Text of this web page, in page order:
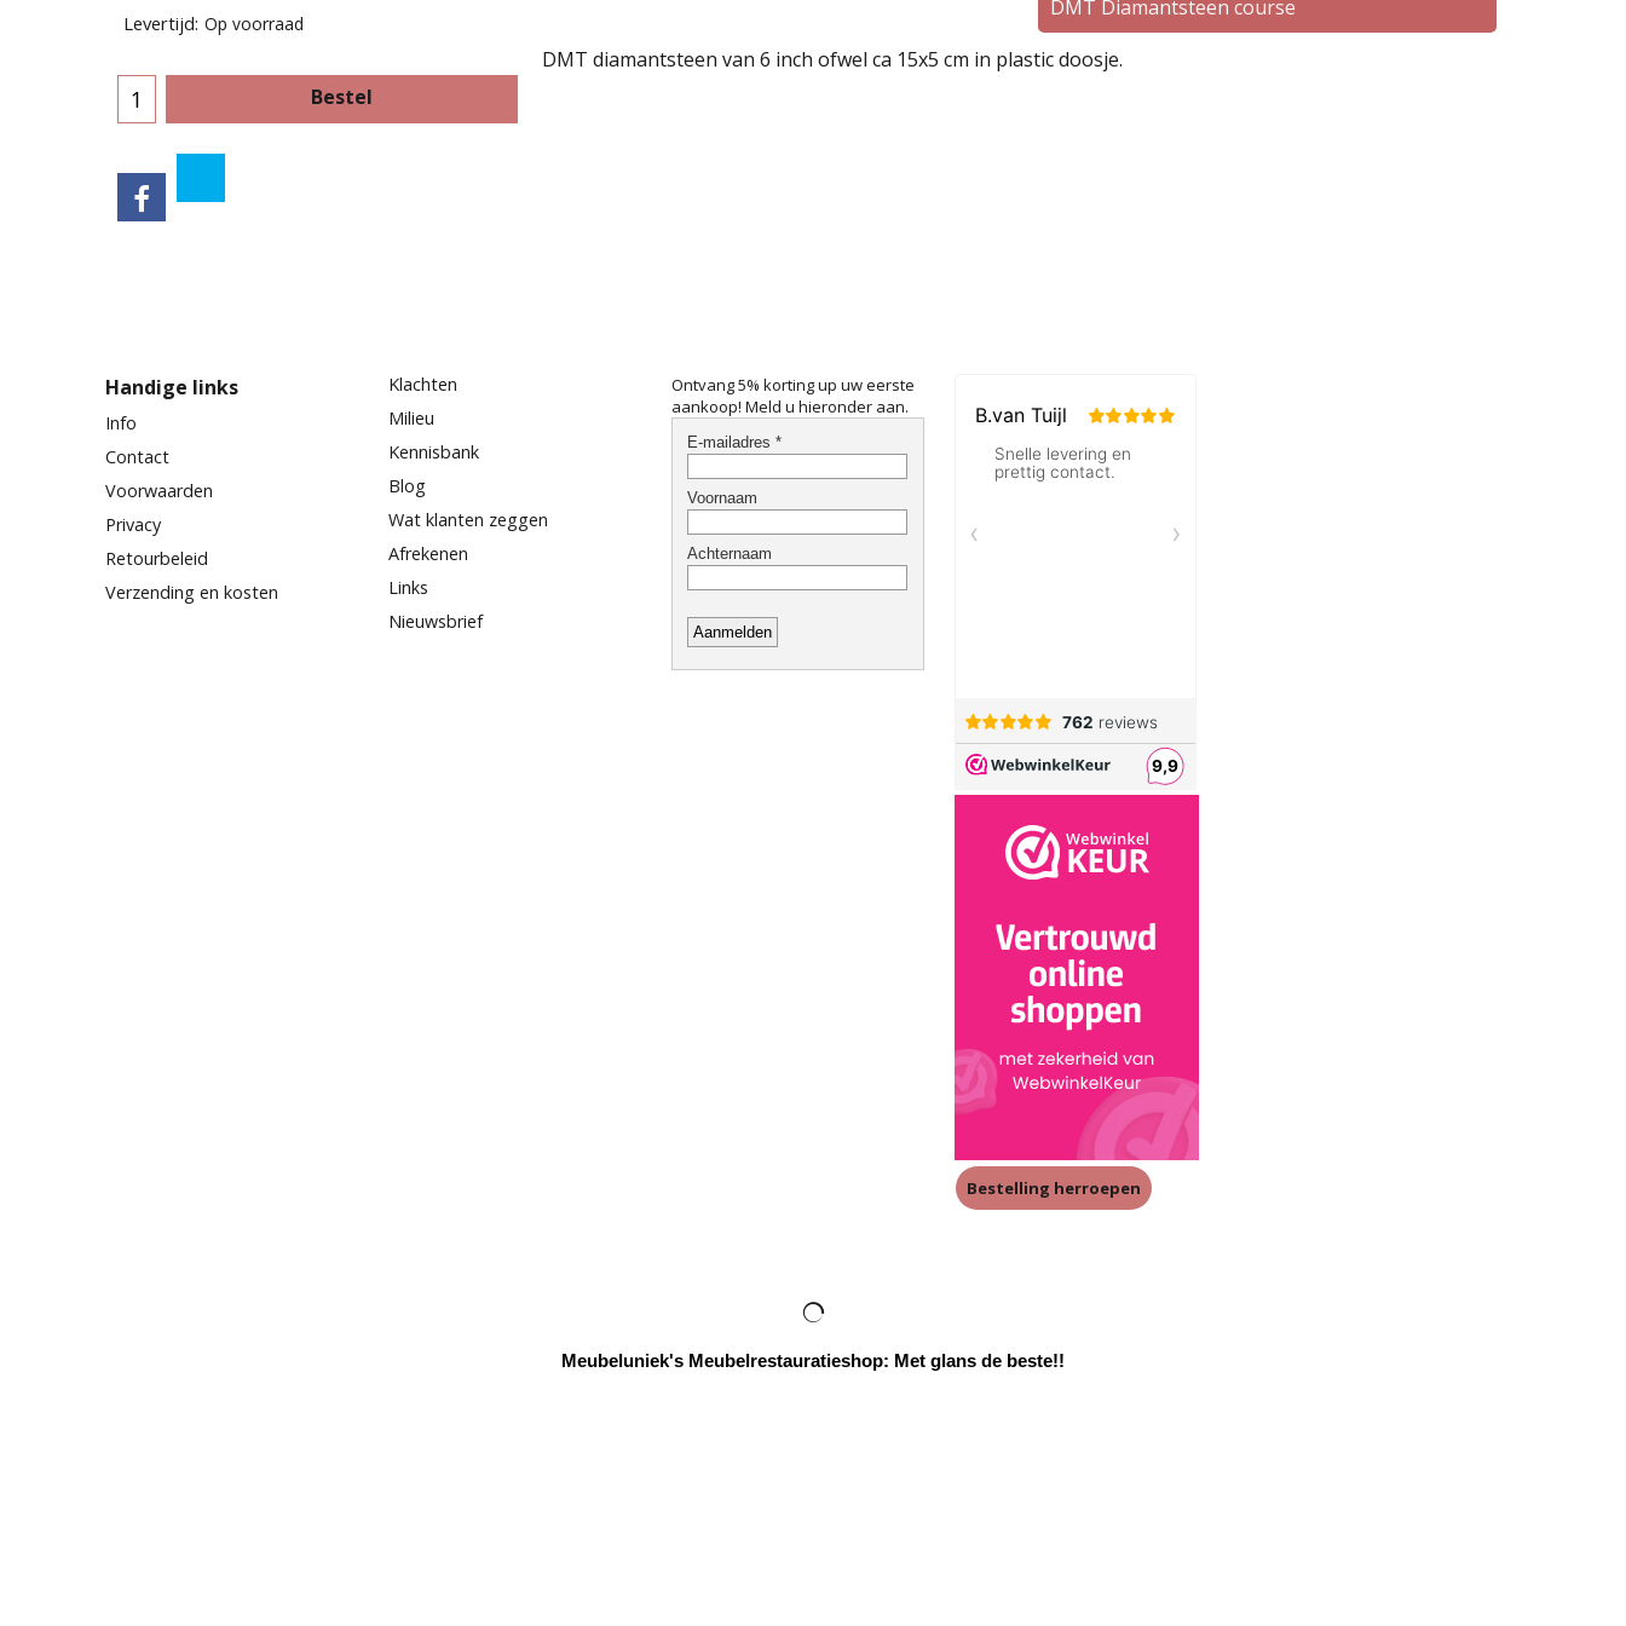
Levertijd: Op voorraad
Bestel
DMT Diamantsteen course
DMT diamantsteen van 6 inch ofwel ca 15x5 cm in plastic doosje.
Handige links
Info
Contact
Voorwaarden
Privacy
Retourbeleid
Verzending en kosten
Klachten
Milieu
Kennisbank
Blog
Wat klanten zeggen
Afrekenen
Links
Nieuwsbrief
Ontvang 5% korting up uw eerste
aankoop! Meld u hieronder aan.
Bestelling herroepen
Meubeluniek's Meubelrestauratieshop: Met glans de beste!!